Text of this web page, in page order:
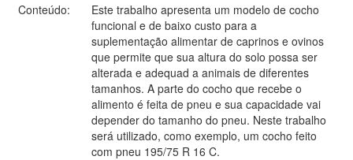
Conteúdo:
Este trabalho apresenta um modelo de cocho
funcional e de baixo custo para a
suplementação alimentar de caprinos e ovinos
que permite que sua altura do solo possa ser
alterada e adequad a animais de diferentes
tamanhos. A parte do cocho que recebe o
alimento é feita de pneu e sua capacidade vai
depender do tamanho do pneu. Neste trabalho
será utilizado, como exemplo, um cocho feito
com pneu 195/75 R 16 C.